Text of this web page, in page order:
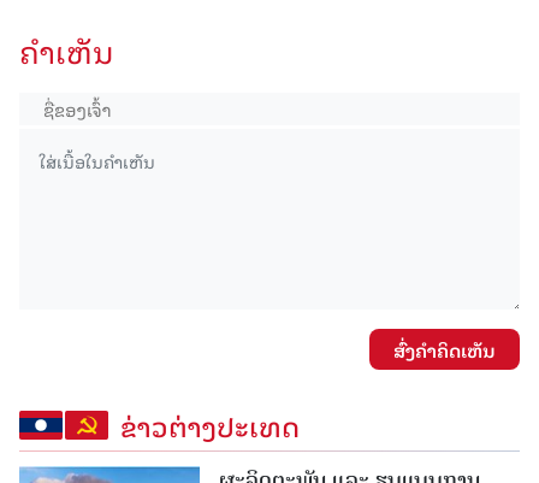
ຄໍາເຫັນ
ສົ່ງຄໍາຄິດເຫັນ
ຂ່າວຕ່າງປະເທດ